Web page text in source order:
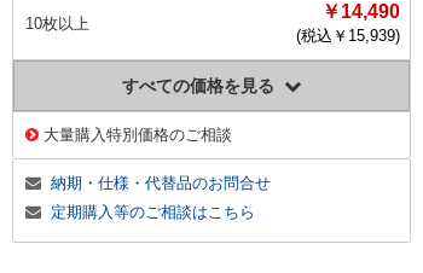
10枚以上
￥14,490
(税込￥ 15,939)
すべての価格を見る
大量購入特別価格のご相談
納期・仕様・代替品のお問合せ
定期購入等のご相談はこちら